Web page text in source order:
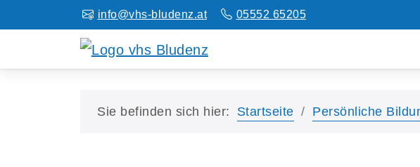
info@vhs-bludenz.at 05552 65205
Sie befinden sich hier: Startseite Persönliche